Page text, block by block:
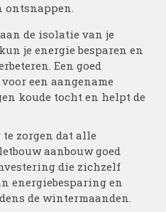
ontsnappen.
de isolatie van je
je energie besparen en
Een goed
een aangename
koude tocht en helpt de
te zorgen dat alle
aanbouw goed
die zichzelf
energiebesparing en
de wintermaanden.